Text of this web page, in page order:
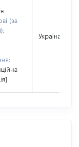
(за
Україна